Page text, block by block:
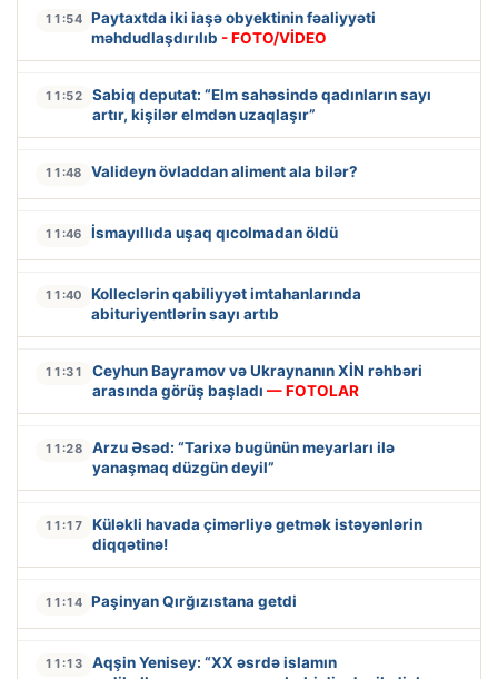
11:54 Paytaxtda iki iaşə obyektinin fəaliyyəti
məhdudlaşdırılıb - FOTO/VİDEO
11:52
Sabiq deputat: “Elm sahəsində qadınların sayı
artır, kişilər elmdən uzaqlaşır”
11:48 Valideyn övladdan aliment ala bilər?
11:46 İsmayıllıda uşaq qıcolmadan öldü
11:40
Kolleclərin qabiliyyət imtahanlarında
abituriyentlərin sayı artıb
11:31
Ceyhun Bayramov və Ukraynanın XİN rəhbəri
arasında görüş başladı — FOTOLAR
11:28
Arzu Əsəd: “Tarixə bugünün meyarları ilə
yanaşmaq düzgün deyil”
11:17
Küləkli havada çimərliyə getmək istəyənlərin
diqqətinə!
11:14 Paşinyan Qırğızıstana getdi
11:13
Aqşin Yenisey: “XX əsrdə islamın